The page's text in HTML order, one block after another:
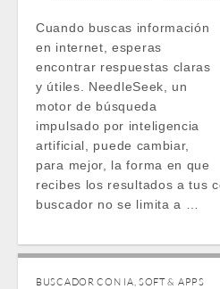
Cuando buscas información
en internet, esperas
encontrar respuestas claras
y útiles. NeedleSeek, un
motor de búsqueda
impulsado por inteligencia
artificial, puede cambiar,
para mejor, la forma en que
recibes los resultados a tus
buscador no se limita a …
BUSCADOR CON IA, SOFT & APPS